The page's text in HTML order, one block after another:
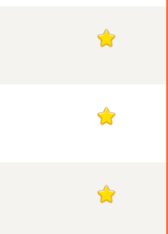
1
1
1